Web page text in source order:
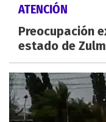
ATENCIÓN
Preocupación
estado de